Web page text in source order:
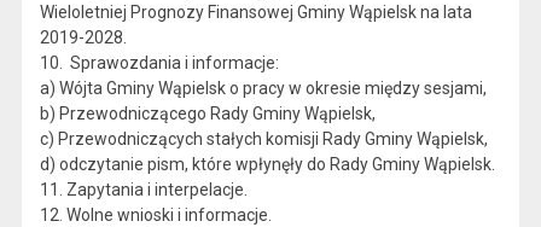
Wieloletniej Prognozy Finansowej Gminy Wąpielsk na lata
2019-2028.
10. Sprawozdania i informacje:
a) Wójta Gminy Wąpielsk o pracy w okresie między sesjami,
b) Przewodniczącego Rady Gminy Wąpielsk,
c) Przewodniczących stałych komisji Rady Gminy Wąpielsk,
d) odczytanie pism, które wpłynęły do Rady Gminy Wąpielsk.
11. Zapytania i interpelacje.
12. Wolne wnioski i informacje.